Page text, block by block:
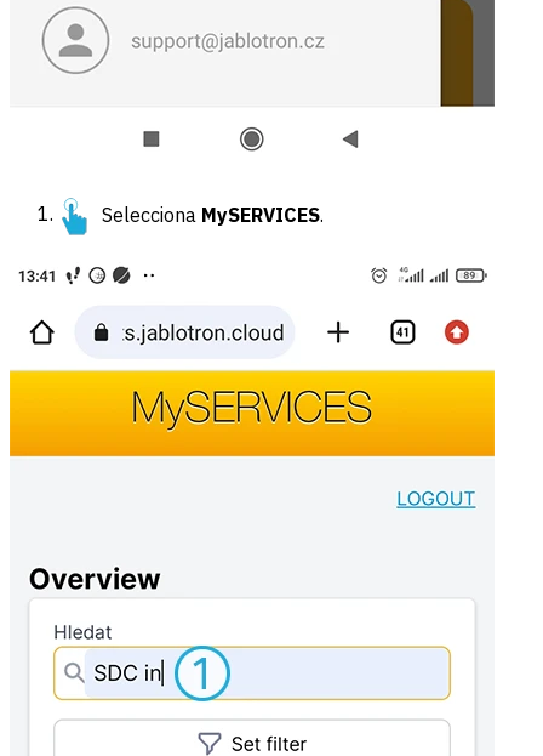
Selecciona MySERVICES.